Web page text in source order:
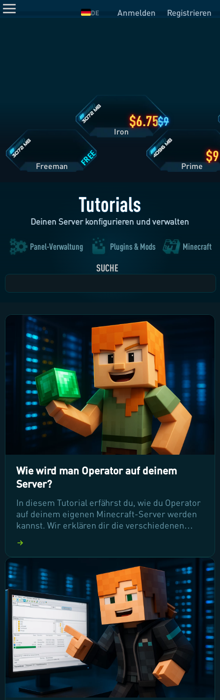
DE Anmelden Registrieren
6.75
Tutorials
Deinen Server konfigurieren und verwalten
Panel-Verwaltung Plugins & Mods Minecraft
SUCHE
Wie wird man Operator auf deinem
Server?
In diesem Tutorial erfährst du, wie du Operator
auf deinem eigenen Minecraft-Server werden
kannst. Wir erklären dir die verschiedenen
du anderen Spielern diese Rechte gewähren
kannst. Lerne, wie du die Kontrolle über deinen
Server übernimmst und das Spielerlebnis für
alle verbesserst!